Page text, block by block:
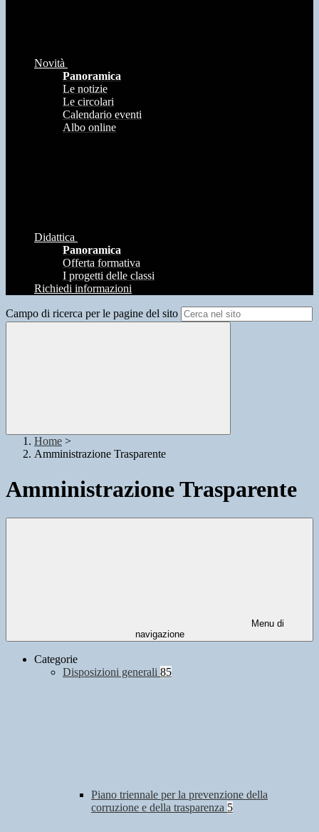
Novità
Panoramica
Le notizie
Le circolari
Calendario eventi
Albo online
Didattica
Panoramica
Offerta formativa
I progetti delle classi
Richiedi informazioni
Campo di ricerca per le pagine del sito
Home >
Amministrazione Trasparente
Amministrazione Trasparente
Menu di
navigazione
Categorie
Disposizioni generali 85
Piano triennale per la prevenzione della
corruzione e della trasparenza 5